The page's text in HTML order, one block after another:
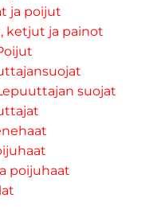
ja poijut
ketjut ja painot
suojat
poijuhaat